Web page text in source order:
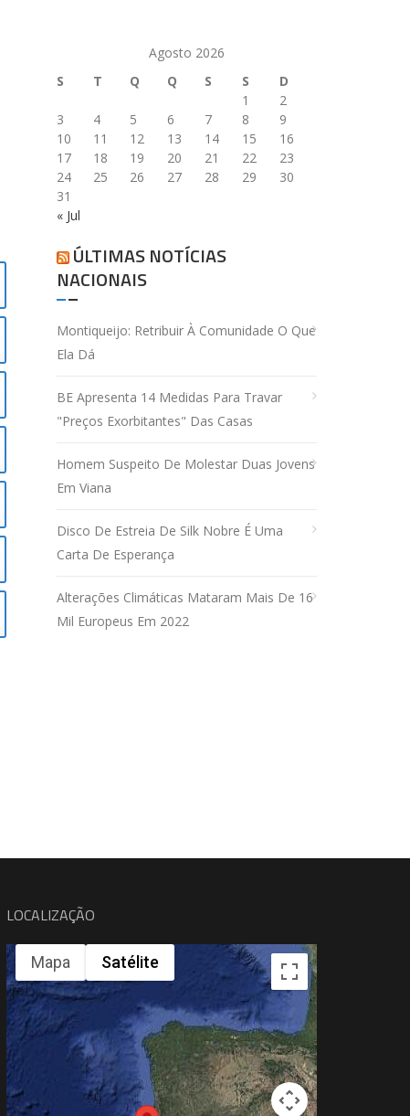
Agosto 2026
S
T Q Q S S D
« Jul
1
2
3
4 5 6 7 8
9
10
11 12 13 14 15
16
17
18 19 20 21 22
23
24
25 26 27 28 29
30
31
ÚLTIMAS NOTÍCIAS
NACIONAIS
Montiqueijo: Retribuir À Comunidade O Que
Ela Dá
BE Apresenta 14 Medidas Para Travar
"preços Exorbitantes" Das Casas
Homem Suspeito De Molestar Duas Jovens
Em Viana
Disco De Estreia De Silk Nobre É Uma
Carta De Esperança
Alterações Climáticas Mataram Mais De 16
Mil Europeus Em 2022
LOCALIZAÇÃO
Mapa Satélite